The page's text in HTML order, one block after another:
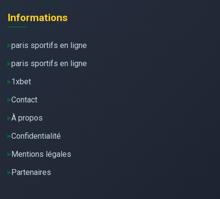
Informations
paris sportifs en ligne
paris sportifs en ligne
1xbet
Contact
À propos
Confidentialité
Mentions légales
Partenaires